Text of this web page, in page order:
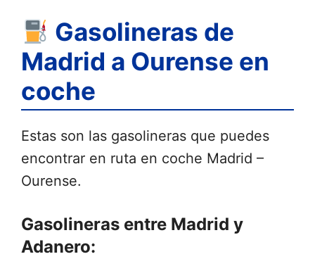
Gasolineras de
Madrid a Ourense en
coche
Estas son las gasolineras que puedes
encontrar en ruta en coche Madrid –
Ourense.
Gasolineras entre Madrid y
Adanero: